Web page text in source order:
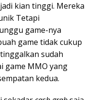
kian tinggi. Mereka
Tetapi
game-nya
game tidak cukup
sudah
game MMO yang
kedua.